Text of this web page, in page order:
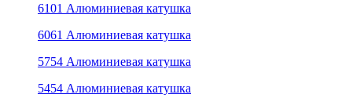
6101 Алюминиевая катушка
6061 Алюминиевая катушка
5754 Алюминиевая катушка
5454 Алюминиевая катушка